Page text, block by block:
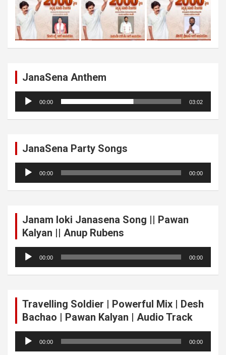
JanaSena Anthem
Audio
Player
00:00 03:02
JanaSena Party Songs
Audio
Player
00:00 00:00
Janam loki Janasena Song || Pawan
Kalyan || Anup Rubens
Audio
Player
00:00 00:00
Travelling Soldier | Powerful Mix | Desh
Bachao | Pawan Kalyan | Audio Track
Audio
Player
00:00 00:00